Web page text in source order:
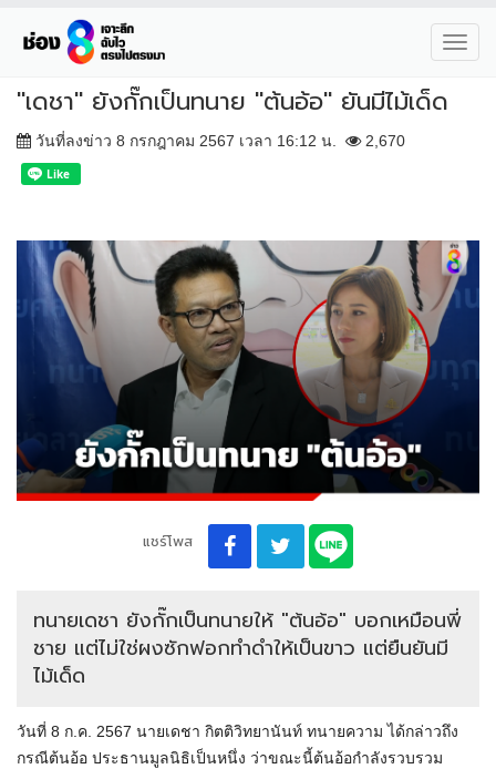
"เดชา" ยังกั๊กเป็นทนาย "ต้นอ้อ" ยันมีไม้เด็ด
วันที่ลงข่าว 8 กรกฎาคม 2567 เวลา 16:12 น. 2,670
แชร์โพส
ทนายเดชา ยังกั๊กเป็นทนายให้ "ต้นอ้อ" บอกเหมือนพี่
ชาย แต่ไม่ใช่ผงซักฟอกทำดำให้เป็นขาว แต่ยืนยันมี
ไม้เด็ด
วันที่ 8 ก.ค. 2567 นายเดชา กิตติวิทยานันท์ ทนายความ ได้กล่าวถึง
กรณีต้นอ้อ ประธานมูลนิธิเป็นหนึ่ง ว่าขณะนี้ต้นอ้อกำลังรวบรวม